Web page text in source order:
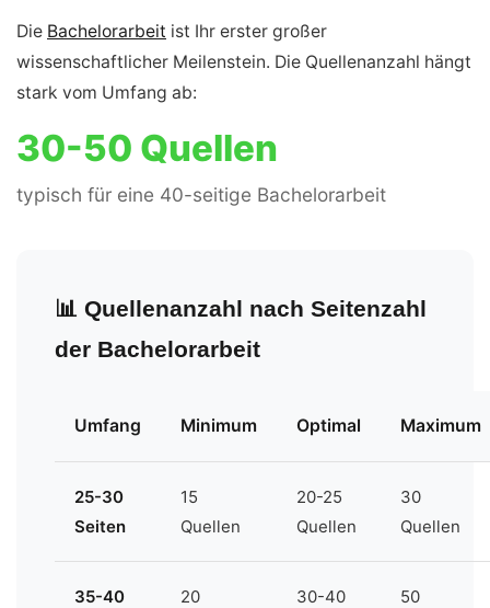
Die Bachelorarbeit ist Ihr erster großer
wissenschaftlicher Meilenstein. Die Quellenanzahl hängt
stark vom Umfang ab:
30-50 Quellen
typisch für eine 40-seitige Bachelorarbeit
📊 Quellenanzahl nach Seitenzahl
der Bachelorarbeit
Umfang Minimum Optimal Maximum
25-30
Seiten
15
Quellen
20-25
Quellen
30
Quellen
35-40
20
30-40
50